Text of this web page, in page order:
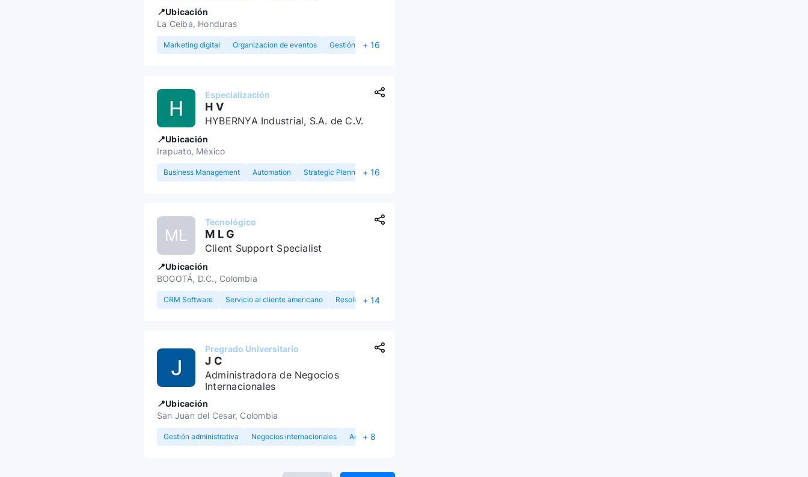
📍Ubicación
La Ceiba, Honduras
Marketing digital Organizacion de eventos Gestión de redes sociales
+ 16
Especialización
H V
HYBERNYA Industrial, S.A. de C.V.
📍Ubicación
Irapuato, México
Business Management Automation Strategic Planning+ 16
ML
Tecnológico
M L G
Client Support Specialist
📍Ubicación
BOGOTÁ, D.C., Colombia
CRM Software Servicio al cliente americano Resolución de conflictos
+ 14
Pregrado Universitario
J C
Administradora de Negocios
Internacionales
📍Ubicación
San Juan del Cesar, Colombia
Gestión administrativa Negocios internacionales Análisis de mercados
+ 8